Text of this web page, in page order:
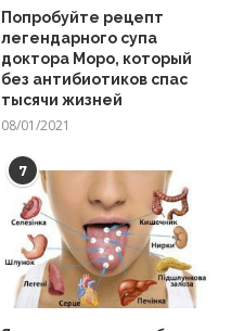
Попробуйте рецепт
легендарного супа
доктора Моро, который
без антибиотиков спас
тысячи жизней
08/01/2021
7